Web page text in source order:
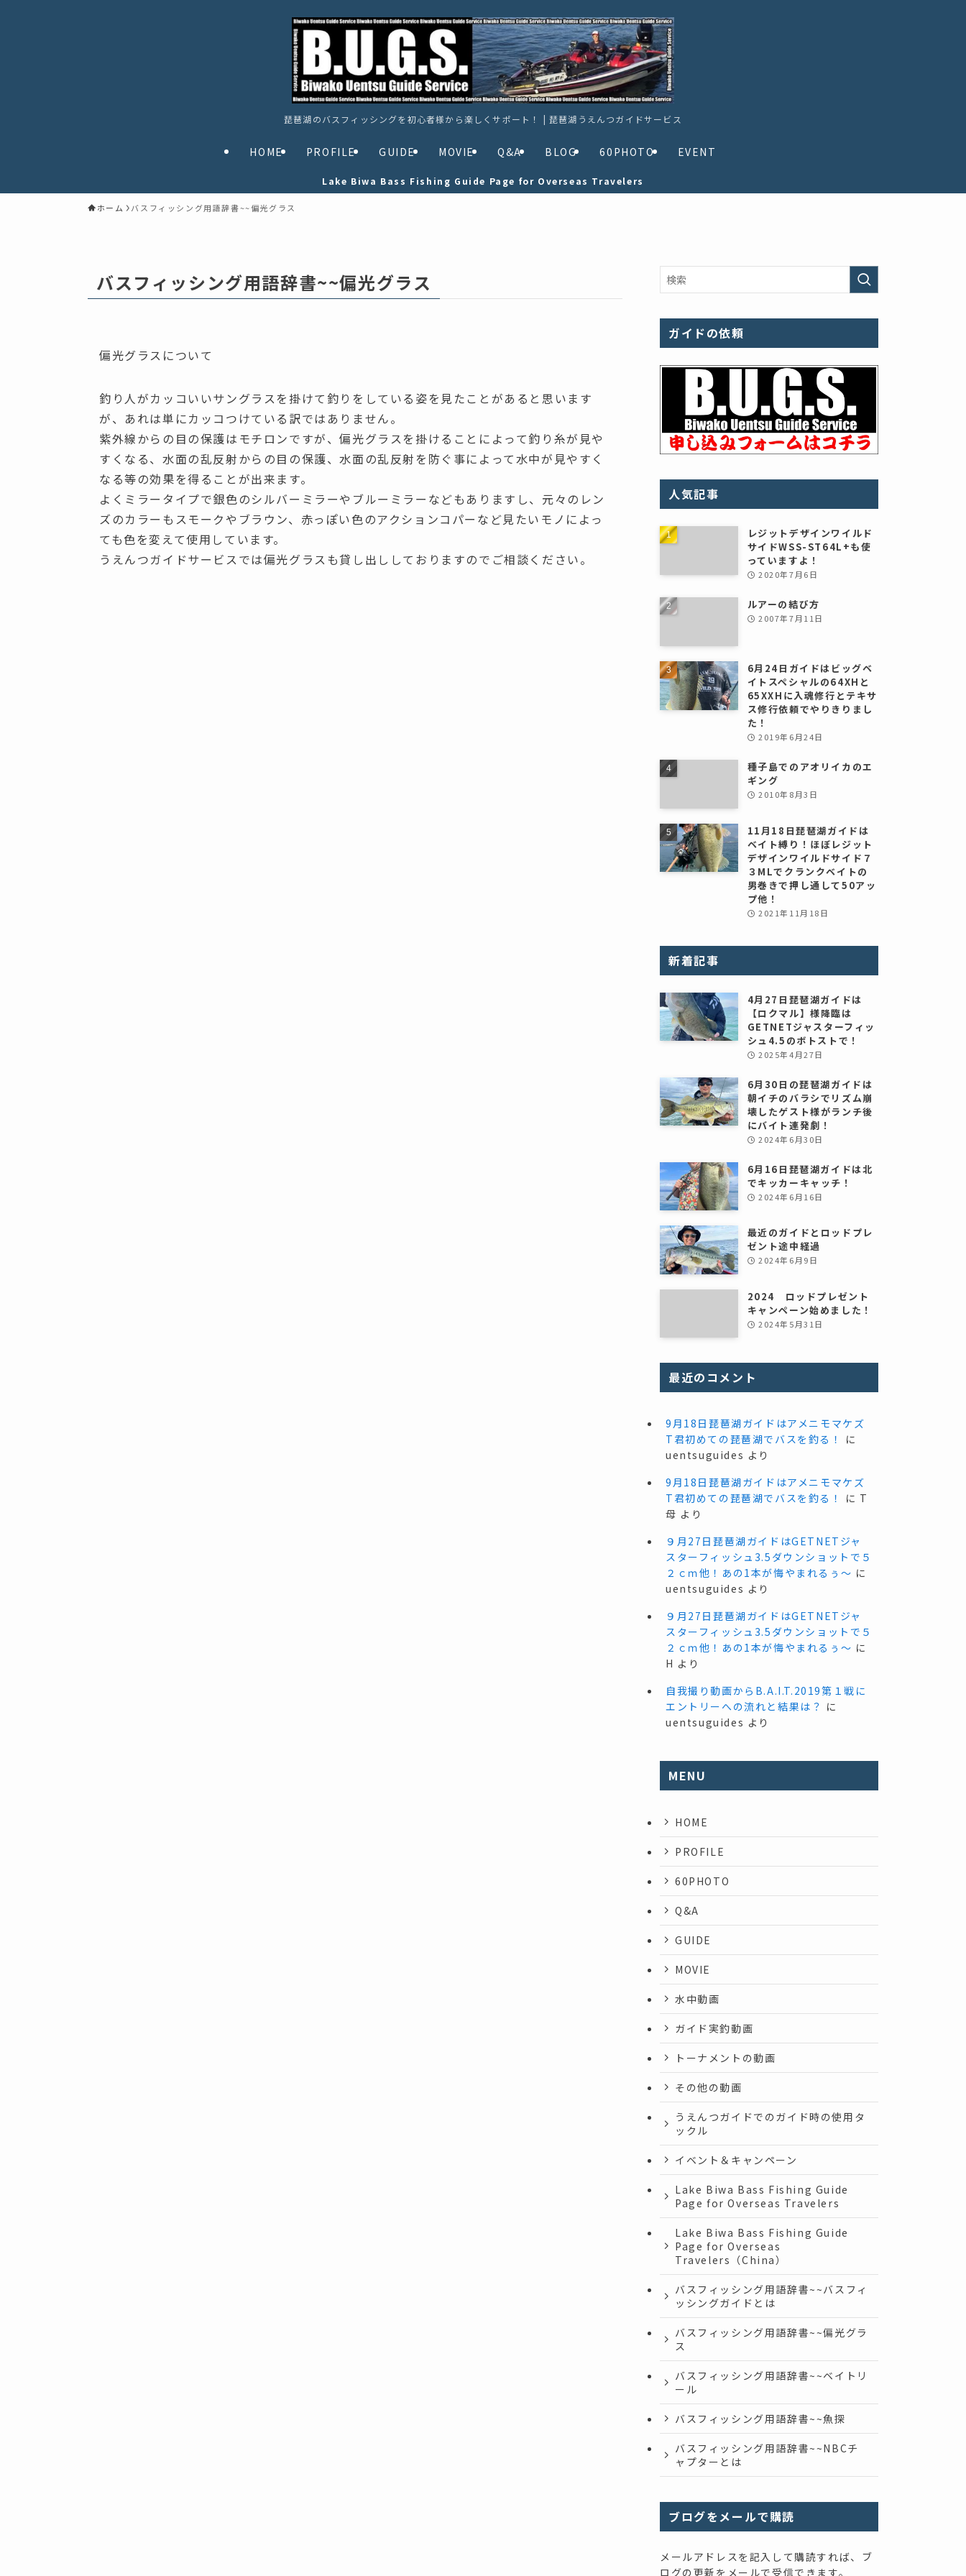
琵琶湖のバスフィッシングを初心者様から楽しくサポート！ | 琵琶湖うえんつガイドサービス
HOME PROFILE GUIDE MOVIE Q&A BLOG 60PHOTO EVENT
Lake Biwa Bass Fishing Guide Page for Overseas Travelers
ホーム バスフィッシング用語辞書~~偏光グラス
バスフィッシング用語辞書~~偏光グラス
偏光グラスについて
釣り人がカッコいいサングラスを掛けて釣りをしている姿を見たことがあると思います
が、あれは単にカッコつけている訳ではありません。
紫外線からの目の保護はモチロンですが、偏光グラスを掛けることによって釣り糸が見や
すくなる、水面の乱反射からの目の保護、水面の乱反射を防ぐ事によって水中が見やすく
なる等の効果を得ることが出来ます。
よくミラータイプで銀色のシルバーミラーやブルーミラーなどもありますし、元々のレン
ズのカラーもスモークやブラウン、赤っぽい色のアクションコパーなど見たいモノによっ
ても色を変えて使用しています。
うえんつガイドサービスでは偏光グラスも貸し出ししておりますのでご相談ください。
ガイドの依頼
人気記事
レジットデザインワイルド
サイドWSS-ST64L+も使
っていますよ！
2020年7月6日
ルアーの結び方
2007年7月11日
6月24日ガイドはビッグベ
イトスペシャルの64XHと
65XXHに入魂修行とテキサ
ス修行依頼でやりきりまし
た！
2019年6月24日
種子島でのアオリイカのエ
ギング
2010年8月3日
11月18日琵琶湖ガイドは
ベイト縛り！ほぼレジット
デザインワイルドサイド７
３MLでクランクベイトの
男巻きで押し通して50アッ
プ他！
2021年11月18日
新着記事
4月27日琵琶湖ガイドは
【ロクマル】様降臨は
GETNETジャスターフィッ
シュ4.5のボトストで！
2025年4月27日
6月30日の琵琶湖ガイドは
朝イチのバラシでリズム崩
壊したゲスト様がランチ後
にバイト連発劇！
2024年6月30日
6月16日琵琶湖ガイドは北
でキッカーキャッチ！
2024年6月16日
最近のガイドとロッドプレ
ゼント途中経過
2024年6月9日
2024 ロッドプレゼント
キャンペーン始めました！
2024年5月31日
最近のコメント
9月18日琵琶湖ガイドはアメニモマケズ
T君初めての琵琶湖でバスを釣る！
に
uentsuguides より
9月18日琵琶湖ガイドはアメニモマケズ
T君初めての琵琶湖でバスを釣る！
に T
母 より
９月27日琵琶湖ガイドはGETNETジャ
スターフィッシュ3.5ダウンショットで５
２ｃｍ他！あの1本が悔やまれるぅ～ に
uentsuguides より
９月27日琵琶湖ガイドはGETNETジャ
スターフィッシュ3.5ダウンショットで５
２ｃｍ他！あの1本が悔やまれるぅ～ に
H より
自我撮り動画からB.A.I.T.2019第１戦に
エントリーへの流れと結果は？ に
uentsuguides より
MENU
HOME
PROFILE
60PHOTO
Q&A
GUIDE
MOVIE
水中動画
ガイド実釣動画
トーナメントの動画
その他の動画
うえんつガイドでのガイド時の使用タ
ックル
イベント＆キャンペーン
Lake Biwa Bass Fishing Guide
Page for Overseas Travelers
Lake Biwa Bass Fishing Guide
Page for Overseas
Travelers（China）
バスフィッシング用語辞書~~バスフィ
ッシングガイドとは
バスフィッシング用語辞書~~偏光グラ
ス
バスフィッシング用語辞書~~ベイトリ
ール
バスフィッシング用語辞書~~魚探
バスフィッシング用語辞書~~NBCチ
ャプターとは
ブログをメールで購読
メールアドレスを記入して購読すれば、ブ
ログの更新をメールで受信できます。